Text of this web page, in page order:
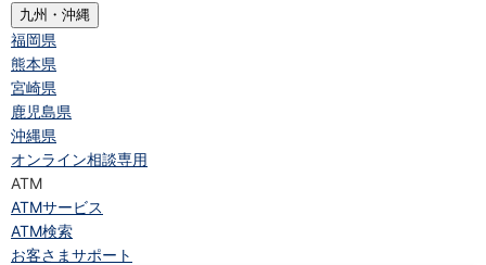
九州・沖縄
福岡県
熊本県
宮崎県
鹿児島県
沖縄県
オンライン相談専用
ATM
ATMサービス
ATM検索
お客さまサポート